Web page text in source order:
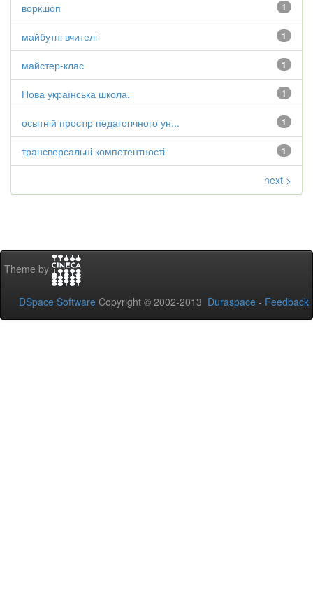
1
воркшоп
1
майбутні вчителі
1
майстер-клас
1
Нова українська школа.
1
освітній простір педагогічного ун...
1
трансверсальні компетентності
next >
Theme by
DSpace Software Copyright © 2002-2013 Duraspace - Feedback